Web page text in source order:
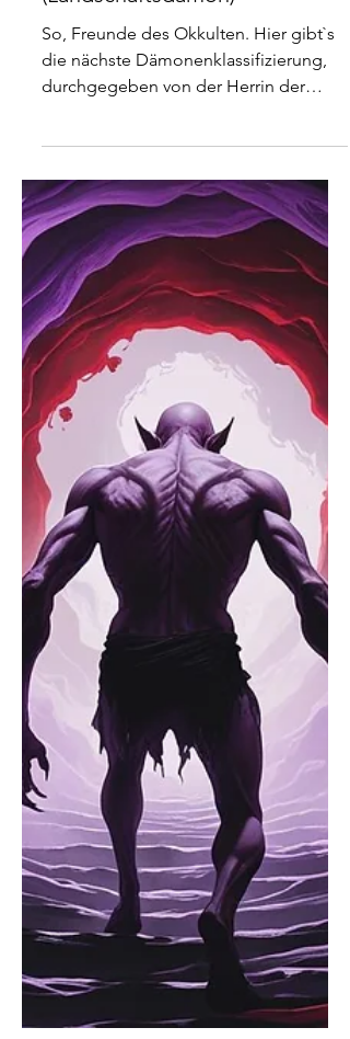
Der Lehnsherr
(Landschaftsdämon)
So, Freunde des Okkulten. Hier gibt`s
die nächste Dämonenklassifizierung,
durchgegeben von der Herrin der
Unterwelt persönlich. Sie sagt zwar das
der Lehnsherr eher eine Randnotiz im
Kompendium einnehmen wird, dass
Channeling an sich ist aber wieder ein
wahres Schätzchen. Den Hauptteil der
Arbeit hat mal wieder Tanja für uns
übernommen, denn die hat das ganze
nach einem echt anstrengenden Tag
noch gechannelt. Ich habe wie immer
nur dumme Fragen gestellt. Zu Tanjas
Youtube Ka